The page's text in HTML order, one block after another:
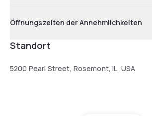
Öffnungszeiten der Annehmlichkeiten
Standort
5200 Pearl Street, Rosemont, IL, USA